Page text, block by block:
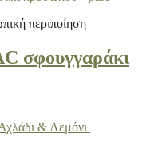
περιποίηση
σφουγγαράκι